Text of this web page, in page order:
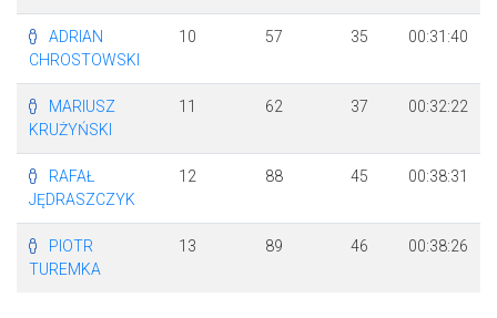
ADRIAN
CHROSTOWSKI
10 57 35 00:31:40
MARIUSZ
KRUŻYŃSKI
11 62 37 00:32:22
RAFAŁ
JĘDRASZCZYK
12 88 45 00:38:31
PIOTR
TUREMKA
13 89 46 00:38:26